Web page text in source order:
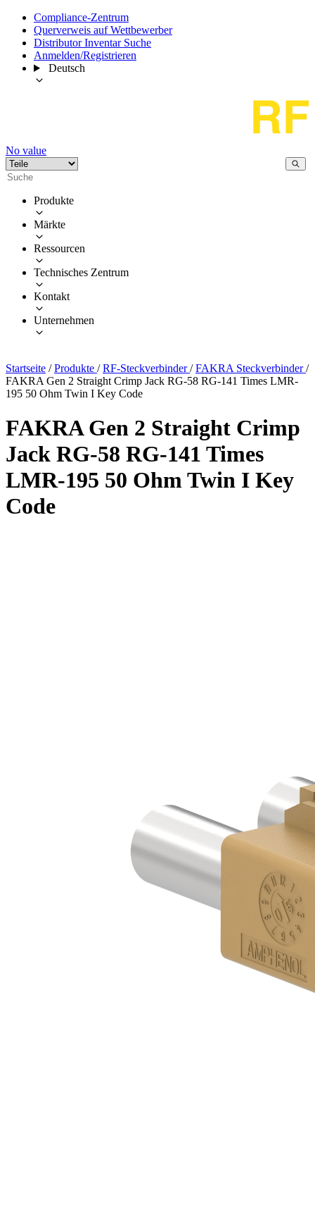
Compliance-Zentrum
Querverweis auf Wettbewerber
Distributor Inventar Suche
Anmelden/Registrieren
Deutsch
No value
Produkte
Märkte
Ressourcen
Technisches Zentrum
Kontakt
Unternehmen
Startseite / Produkte / RF-Steckverbinder/ FAKRA Steckverbinder/
FAKRA Gen 2 Straight Crimp Jack RG-58 RG-141 Times LMR-
195 50 Ohm Twin I Key Code
FAKRA Gen 2 Straight Crimp
Jack RG-58 RG-141 Times
LMR-195 50 Ohm Twin I Key
Code